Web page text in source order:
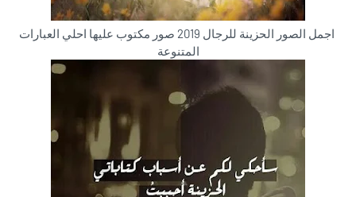
اجمل الصور الحزينة للرجال 2019 صور مكتوب عليها احلي العبارات
المتنوعة